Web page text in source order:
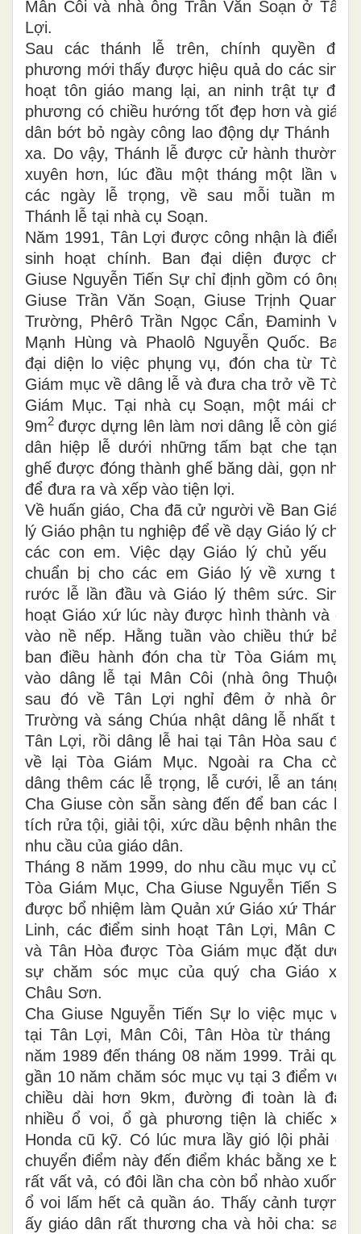
Mân Côi và nhà ông Trần Văn Soạn ở Tân
Lợi.
Sau các thánh lễ trên, chính quyền địa
phương mới thấy được hiệu quả do các sinh
hoạt tôn giáo mang lại, an ninh trật tự địa
phương có chiều hướng tốt đẹp hơn và giáo
dân bớt bỏ ngày công lao động dự Thánh lễ
xa. Do vậy, Thánh lễ được cử hành thường
xuyên hơn, lúc đầu một tháng một lần và
các ngày lễ trọng, về sau mỗi tuần mỗi
Thánh lễ tại nhà cụ Soạn.
Năm 1991, Tân Lợi được công nhận là điểm
sinh hoạt chính. Ban đại diện được cha
Giuse Nguyễn Tiến Sự chỉ định gồm có ông:
Giuse Trần Văn Soạn, Giuse Trịnh Quang
Trường, Phêrô Trần Ngọc Cẩn, Đaminh Vũ
Mạnh Hùng và Phaolô Nguyễn Quốc. Ban
đại diện lo việc phụng vụ, đón cha từ Tòa
Giám mục về dâng lễ và đưa cha trở về Tòa
Giám Mục. Tại nhà cụ Soạn, một mái che
9m2 được dựng lên làm nơi dâng lễ còn giáo
dân hiệp lễ dưới những tấm bạt che tạm,
ghế được đóng thành ghế băng dài, gọn nhẹ
để đưa ra và xếp vào tiện lợi.
Về huấn giáo, Cha đã cử người về Ban Giáo
lý Giáo phận tu nghiệp để về dạy Giáo lý cho
các con em. Việc dạy Giáo lý chủ yếu là
chuẩn bị cho các em Giáo lý về xưng tội
rước lễ lần đầu và Giáo lý thêm sức. Sinh
hoạt Giáo xứ lúc này được hình thành và đi
vào nề nếp. Hằng tuần vào chiều thứ bảy
ban điều hành đón cha từ Tòa Giám mục
vào dâng lễ tại Mân Côi (nhà ông Thuộc)
sau đó về Tân Lợi nghỉ đêm ở nhà ông
Trường và sáng Chúa nhật dâng lễ nhất tại
Tân Lợi, rồi dâng lễ hai tại Tân Hòa sau đó
về lại Tòa Giám Mục. Ngoài ra Cha còn
dâng thêm các lễ trọng, lễ cưới, lễ an táng.
Cha Giuse còn sẵn sàng đến để ban các bí
tích rửa tội, giải tội, xức dầu bệnh nhân theo
nhu cầu của giáo dân.
Tháng 8 năm 1999, do nhu cầu mục vụ của
Tòa Giám Mục, Cha Giuse Nguyễn Tiến Sự
được bổ nhiệm làm Quản xứ Giáo xứ Thánh
Linh, các điểm sinh hoạt Tân Lợi, Mân Côi
và Tân Hòa được Tòa Giám mục đặt dưới
sự chăm sóc mục của quý cha Giáo xứ
Châu Sơn.
Cha Giuse Nguyễn Tiến Sự lo việc mục vụ
tại Tân Lợi, Mân Côi, Tân Hòa từ tháng 3
năm 1989 đến tháng 08 năm 1999. Trải qua
gần 10 năm chăm sóc mục vụ tại 3 điểm với
chiều dài hơn 9km, đường đi toàn là đất
nhiều ổ voi, ổ gà phương tiện là chiếc xe
Honda cũ kỹ. Có lúc mưa lầy gió lội phải di
chuyển điểm này đến điểm khác bằng xe bò
rất vất vả, có đôi lần cha còn bổ nhào xuống
ổ voi lấm hết cả quần áo. Thấy cảnh tượng
ấy giáo dân rất thương cha và hỏi cha: sao